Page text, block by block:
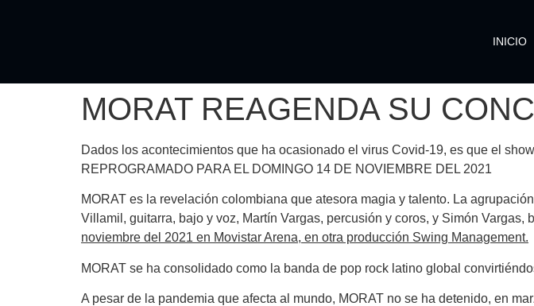
INICIO
MORAT REAGENDA SU
Dados los acontecimientos que ha ocasionado el virus Covid-19, es que el
REPROGRAMADO PARA EL DOMINGO 14 DE NOVIEMBRE DEL 2021
MORAT es la revelación colombiana que atesora magia y talento. La
Villamil, guitarra, bajo y voz, Martín Vargas, percusión y coros, y Simón
noviembre del 2021 en Movistar Arena, en otra producción Swing Management.
MORAT se ha consolidado como la banda de pop rock latino global
A pesar de la pandemia que afecta al mundo, MORAT no se ha detenido, en